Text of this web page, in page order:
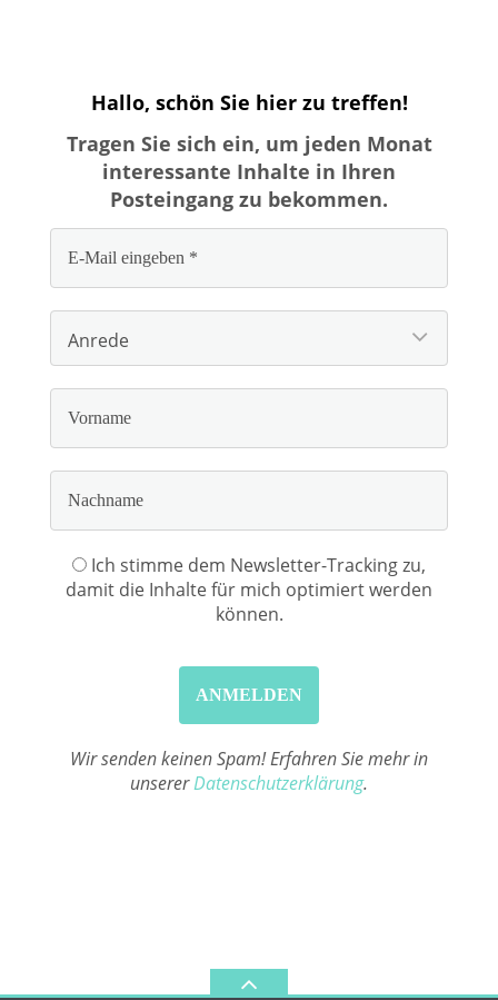
Hallo, schön Sie hier zu treffen!
Tragen Sie sich ein, um jeden Monat
interessante Inhalte in Ihren
Posteingang zu bekommen.
Ich stimme dem Newsletter-Tracking zu,
damit die Inhalte für mich optimiert werden
können.
Wir senden keinen Spam! Erfahren Sie mehr in
unsererDatenschutzerklärung.